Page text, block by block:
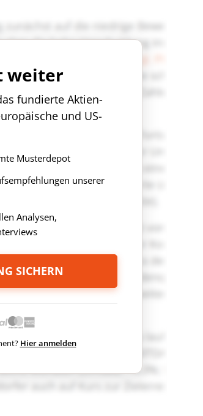
weiter
fundierte Aktien-
und US-
Musterdepot
unserer
Analysen,
SICHERN
Hier anmelden